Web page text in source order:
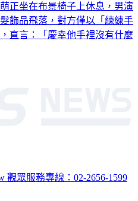
正坐在布景椅子上休息，男演
飾品飛落，對方僅以「練練手
直言：「慶幸他手裡沒有什麼
觀眾服務專線：02-2656-1599